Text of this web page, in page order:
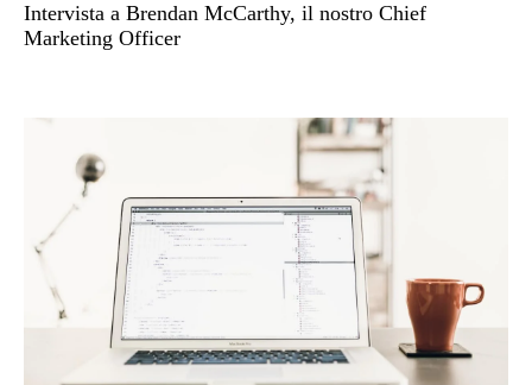
Intervista a Brendan McCarthy, il nostro Chief
Marketing Officer